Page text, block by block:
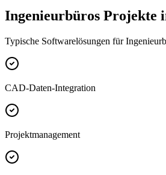
Ingenieurbüros Projekte
Typische Softwarelösungen für
CAD-Daten-Integration
Projektmanagement